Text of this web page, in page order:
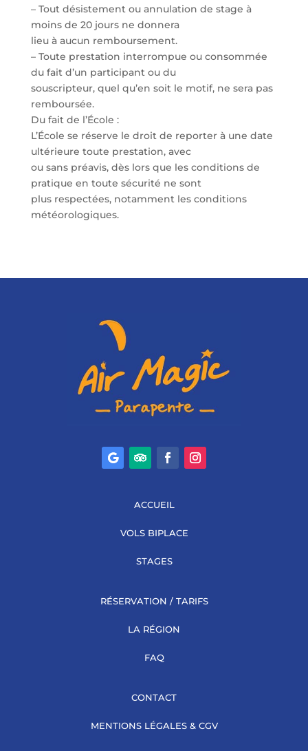
– Tout désistement ou annulation de stage à
moins de 20 jours ne donnera
lieu à aucun remboursement.
– Toute prestation interrompue ou consommée
du fait d’un participant ou du
souscripteur, quel qu’en soit le motif, ne sera pas
remboursée.
Du fait de l’École :
L’École se réserve le droit de reporter à une date
ultérieure toute prestation, avec
ou sans préavis, dès lors que les conditions de
pratique en toute sécurité ne sont
plus respectées, notamment les conditions
météorologiques.
ACCUEIL
VOLS BIPLACE
STAGES
RÉSERVATION / TARIFS
LA RÉGION
FAQ
CONTACT
MENTIONS LÉGALES & CGV